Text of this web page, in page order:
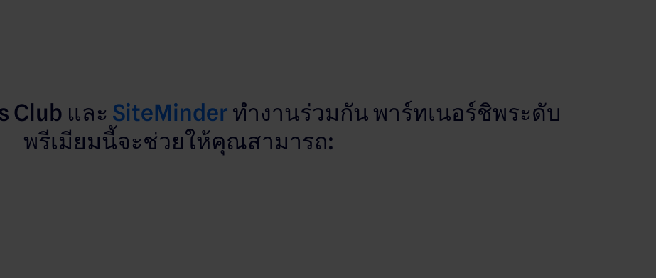
Club และ SiteMinder ทำงานร่วมกัน พาร์ทเนอร์ชิพระดับ
พรีเมียมนี้จะช่วยให้คุณสามารถ: